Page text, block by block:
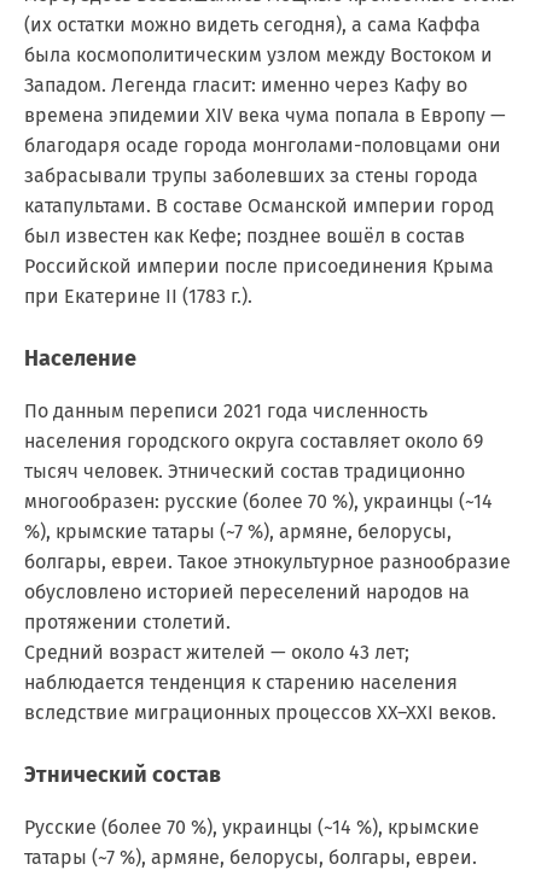
(их остатки можно видеть сегодня), а сама Каффа
была космополитическим узлом между Востоком и
Западом. Легенда гласит: именно через Кафу во
времена эпидемии XIV века чума попала в Европу —
благодаря осаде города монголами-половцами они
забрасывали трупы заболевших за стены города
катапультами. В составе Османской империи город
был известен как Кефе; позднее вошёл в состав
Российской империи после присоединения Крыма
при Екатерине II (1783 г.).
Население
По данным переписи 2021 года численность
населения городского округа составляет около 69
тысяч человек. Этнический состав традиционно
многообразен: русские (более 70 %), украинцы (~14
%), крымские татары (~7 %), армяне, белорусы,
болгары, евреи. Такое этнокультурное разнообразие
обусловлено историей переселений народов на
протяжении столетий.
Средний возраст жителей — около 43 лет;
наблюдается тенденция к старению населения
вследствие миграционных процессов XX–XXI веков.
Этнический состав
Русские (более 70 %), украинцы (~14 %), крымские
татары (~7 %), армяне, белорусы, болгары, евреи.